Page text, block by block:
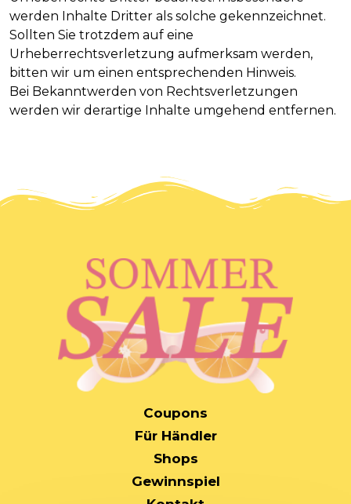
werden Inhalte Dritter als solche gekennzeichnet.
Sollten Sie trotzdem auf eine
Urheberrechtsverletzung aufmerksam werden,
bitten wir um einen entsprechenden Hinweis.
Bei Bekanntwerden von Rechtsverletzungen
werden wir derartige Inhalte umgehend entfernen.
NAVIGATION
Coupons
Für Händler
Shops
Gewinnspiel